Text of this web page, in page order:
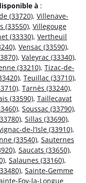
à :
(33720), Villenave-
(33550), Villegouge
(33330), Vertheuil
, Vensac (33590),
, Valeyrac (33340),
(33210), Tizac-de-
, Teuillac (33710),
, Tarnès (33240),
(33590), Taillecavat
, Soussac (33790),
, Sillas (33690),
de-l’Isle (33910),
(33540), Sauternes
, Saucats (33650),
, Salaunes (33160),
, Sainte-Gemme
Foy-la-Longue